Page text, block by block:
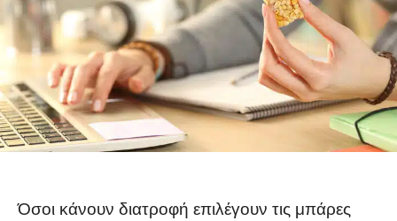
Όσοι κάνουν διατροφή επιλέγουν τις μπάρες